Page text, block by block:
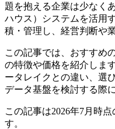
題を抱える企業は少なく
ハウス）システムを活用
積・管理し、経営判断や
この記事では、おすすめ
の特徴や価格を紹介しま
ータレイクとの違い、選
データ基盤を検討する際
この記事は2026年7月時
す。